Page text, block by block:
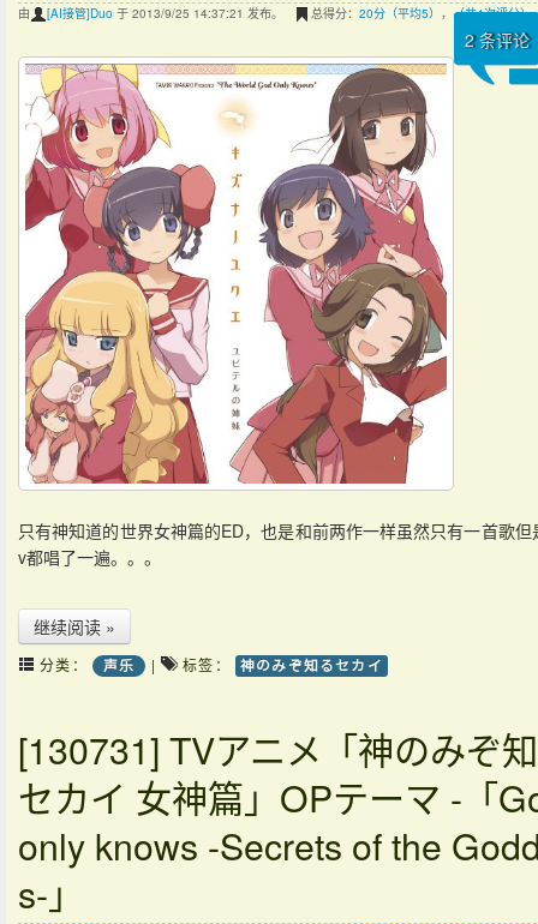
由 [AI接管]Duo 于 2013/9/25 14:37:21 发布。 总得分： 20分（平均5），（共4次评分）
2条评论
只有神知道的世界女神篇的ED，也是和前两作一样虽然只有一首歌但
v都唱了一遍。。。
继续阅读 »
分类： 声乐 | 标签： 神のみぞ知るセカイ
[130731] TVアニメ「神のみぞ
セカイ 女神篇」OPテーマ -「
only knows -Secrets of the
s-」